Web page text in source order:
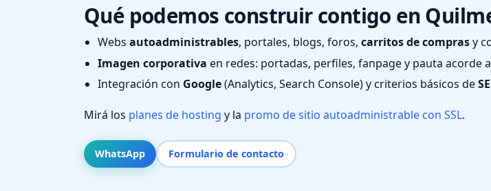
Qué podemos construir contigo en
Webs autoadministrables, portales, blogs, foros, carritos de comprasy
Imagen corporativa en redes: portadas, perfiles, fanpage y pauta acorde
Integración con Google(Analytics, Search Console) y criterios básicos de
Mirá los planes de hosting y la promo de sitio autoadministrable con SSL.
WhatsApp Formulario de contacto